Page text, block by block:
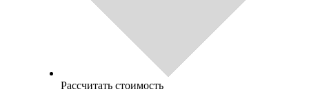
Рассчитать стоимость